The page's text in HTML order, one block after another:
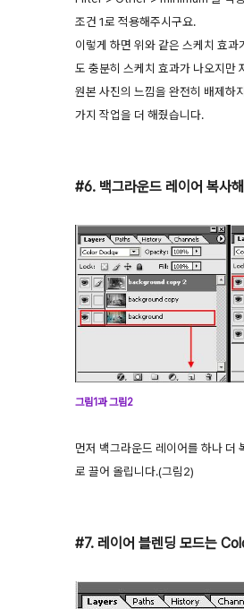
조건 1로 적용해주시구요.
이렇게 하면 위와 같은 스케치 효
도 충분히 스케치 효과가 나오지만
원본 사진의 느낌을 완전히 배제하
가지 작업을 더 해줬습니다.
#6. 백그라운드 레이어 복사
그림1과 그림2
먼저 백그라운드 레이어를 하나 더
로 끌어 올립니다.(그림2)
#7. 레이어 블렌딩 모드는